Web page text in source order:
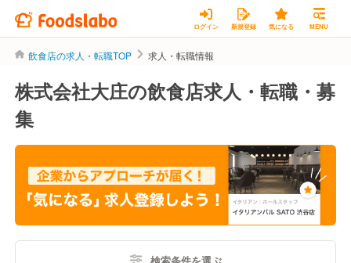
ログイン 新規登録 気になる MENU
飲食店の求人・転職TOP 求人・転職情報
株式会社大庄の飲食店求人・転職・募
集